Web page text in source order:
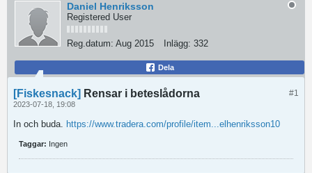
Daniel Henriksson
Registered User
Reg.datum: Aug 2015 Inlägg: 332
Dela
#1
[Fiskesnack] Rensar i beteslådorna
2023-07-18, 19:08
In och buda. ​​​​​​ https://www.tradera.com/profile/item...elhenriksson10
Taggar: Ingen